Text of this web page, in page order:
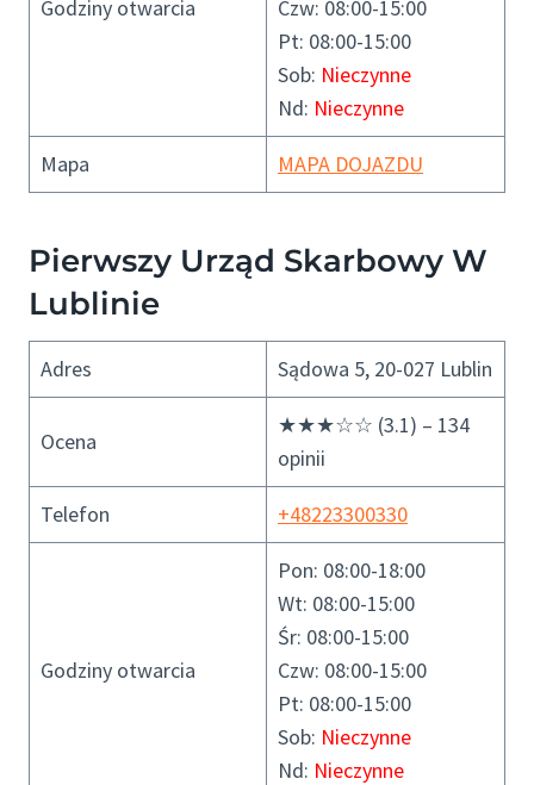
Godziny otwarcia
Czw: 08:00-15:00
Pt: 08:00-15:00
Sob: Nieczynne
Nd: Nieczynne
Mapa MAPA DOJAZDU
Pierwszy Urząd Skarbowy W
Lublinie
Adres Sądowa 5, 20-027 Lublin
Ocena
★★★☆☆ (3.1) – 134
opinii
Telefon +48223300330
Godziny otwarcia
Pon: 08:00-18:00
Wt: 08:00-15:00
Śr: 08:00-15:00
Czw: 08:00-15:00
Pt: 08:00-15:00
Sob: Nieczynne
Nd: Nieczynne